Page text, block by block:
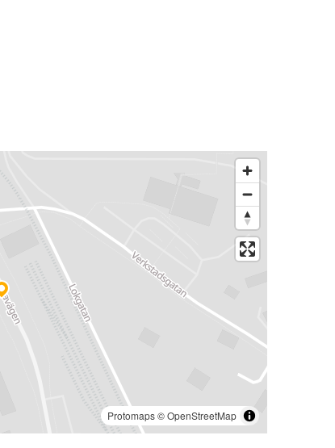
Protomaps©OpenStreetMap